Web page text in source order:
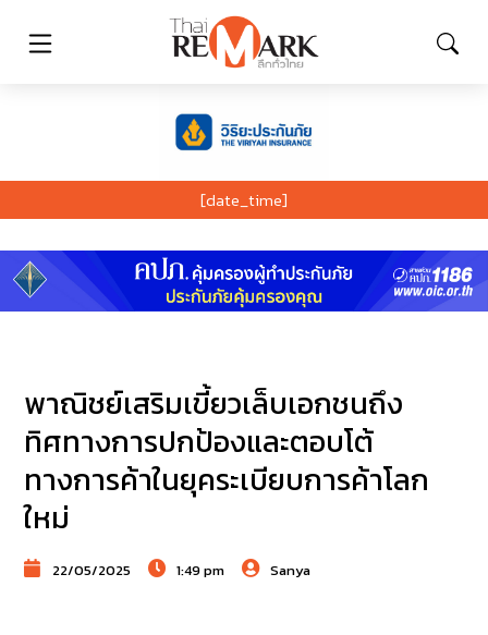
[date_time]
พาณิชย์เสริมเขี้ยวเล็บเอกชนถึง
ทิศทางการปกป้องและตอบโต้
ทางการค้าในยุคระเบียบการค้าโลก
ใหม่
22/05/2025 1:49 pm Sanya